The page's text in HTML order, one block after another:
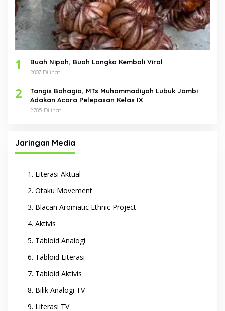
1 Buah Nipah, Buah Langka Kembali Viral
2807 Dilihat
2
Tangis Bahagia, MTs Muhammadiyah Lubuk Jambi
Adakan Acara Pelepasan Kelas IX
2785 Dilihat
Jaringan Media
Literasi Aktual
Otaku Movement
Blacan Aromatic Ethnic Project
Aktivis
Tabloid Analogi
Tabloid Literasi
Tabloid Aktivis
Bilik Analogi TV
Literasi TV